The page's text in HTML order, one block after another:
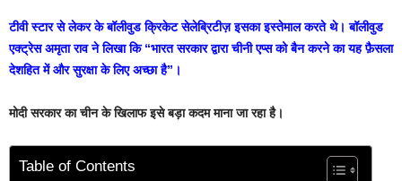
टीवी स्टार से लेकर के बॉलीवुड क्रिकेट सेलेब्रिटीज़ इसका इस्तेमाल करते थे। बॉलीवुड
एक्ट्रेस अमृता राव ने लिखा कि “भारत सरकार द्वारा चीनी एप्स को बैन करने का यह फ़ैसला
देशहित में और सुरक्षा के लिए अच्छा है”।
मोदी सरकार का चीन के खिलाफ इसे बड़ा कदम माना जा रहा है।
Table of Contents